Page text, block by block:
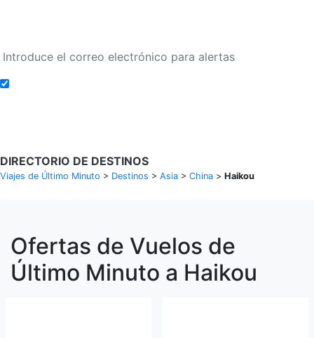
DIRECTORIO DE DESTINOS
Viajes de Último Minuto > Destinos > Asia > China > Haikou
Ofertas de Vuelos de
Último Minuto a Haikou